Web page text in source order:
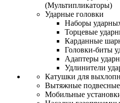
(Мультипликаторы)
Ударные головки
Наборы
Торцевые
Карданные
Головки-биты
Адаптеры
Удлинители
Катушки для
Вытяжные
Мобильные